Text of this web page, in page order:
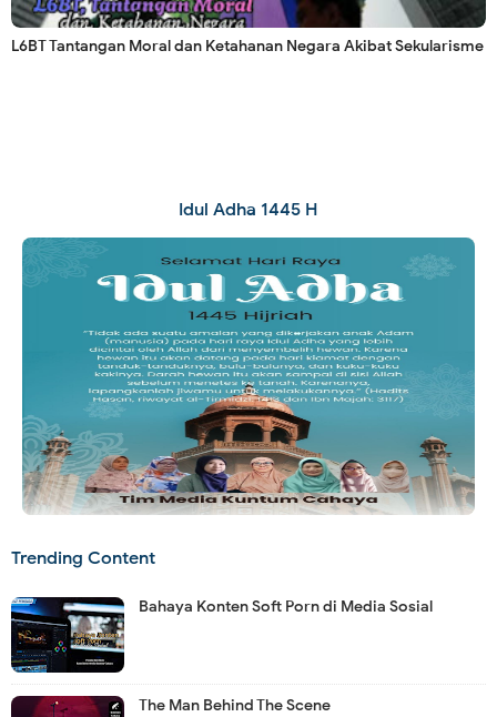
L6BT Tantangan Moral dan Ketahanan Negara Akibat Sekularisme
Idul Adha 1445 H
Trending Content
Bahaya Konten Soft Porn di Media Sosial
The Man Behind The Scene